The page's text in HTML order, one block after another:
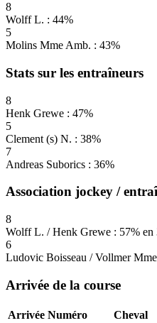
8
Wolff L. : 44%
5
Molins Mme Amb. : 43%
Stats sur les entraîneurs
8
Henk Grewe : 47%
5
Clement (s) N. : 38%
7
Andreas Suborics : 36%
Association jockey /
8
Wolff L. / Henk Grewe : 57% en
6
Ludovic Boisseau / Vollmer
Arrivée de la course
Arrivée Numéro
Cheval